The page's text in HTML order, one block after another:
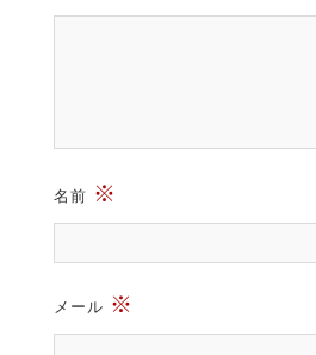
名前 ※
メール ※